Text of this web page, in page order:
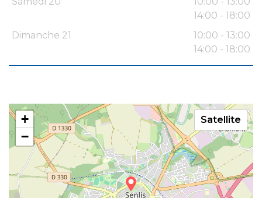
14:00 - 18:00
Dimanche 21
10:00 - 13:00
14:00 - 18:00
+
−
Satellite